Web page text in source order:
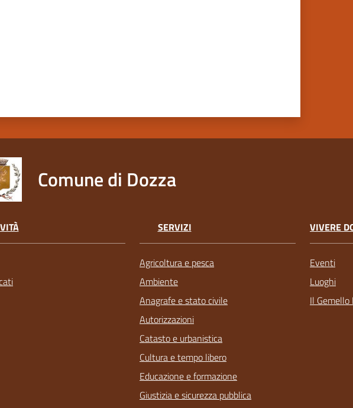
Comune di Dozza
SERVIZI
Agricoltura e pesca
Ambiente
Anagrafe e stato civile
Autorizzazioni
Catasto e urbanistica
Cultura e tempo libero
Educazione e formazione
Giustizia e sicurezza pubblica
VIVERE
Eventi
Luoghi
Il Gemello